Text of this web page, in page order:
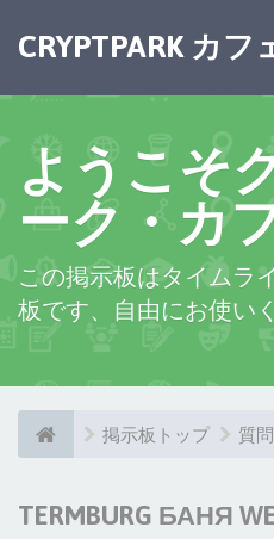
CRYPTPARK カフ
ようこそ
ーク・カ
この掲示板はタイムラ
板です、自由にお使い
掲示板トップ 質
TERMBURG БАНЯ